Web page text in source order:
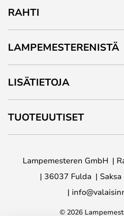
RAHTI
LAMPEMESTERENISTÄ
LISÄTIETOJA
TUOTEUUTISET
Lampemesteren GmbH
36037 Fulda
Saksa
© 2026